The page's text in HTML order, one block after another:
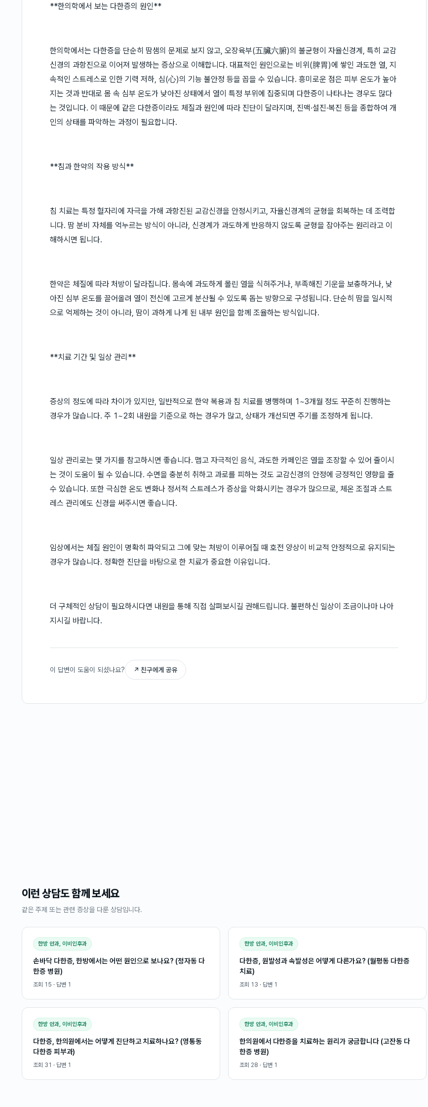
**한의학에서 보는 다한증의 원인**
한의학에서는 다한증을 단순히 땀샘의 문제로 보지 않고, 오장육부(五臟六腑)의 불균형이 자율신경계, 특히 교감
신경의 과항진으로 이어져 발생하는 증상으로 이해합니다. 대표적인 원인으로는 비위(脾胃)에 쌓인 과도한 열, 지
속적인 스트레스로 인한 기력 저하, 심(心)의 기능 불안정 등을 꼽을 수 있습니다. 흥미로운 점은 피부 온도가 높아
지는 것과 반대로 몸 속 심부 온도가 낮아진 상태에서 열이 특정 부위에 집중되며 다한증이 나타나는 경우도 많다
는 것입니다. 이 때문에 같은 다한증이라도 체질과 원인에 따라 진단이 달라지며, 진맥·설진·복진 등을 종합하여 개
인의 상태를 파악하는 과정이 필요합니다.
**침과 한약의 작용 방식**
침 치료는 특정 혈자리에 자극을 가해 과항진된 교감신경을 안정시키고, 자율신경계의 균형을 회복하는 데 조력합
니다. 땀 분비 자체를 억누르는 방식이 아니라, 신경계가 과도하게 반응하지 않도록 균형을 잡아주는 원리라고 이
해하시면 됩니다.
한약은 체질에 따라 처방이 달라집니다. 몸속에 과도하게 몰린 열을 식혀주거나, 부족해진 기운을 보충하거나, 낮
아진 심부 온도를 끌어올려 열이 전신에 고르게 분산될 수 있도록 돕는 방향으로 구성됩니다. 단순히 땀을 일시적
으로 억제하는 것이 아니라, 땀이 과하게 나게 된 내부 원인을 함께 조율하는 방식입니다.
**치료 기간 및 일상 관리**
증상의 정도에 따라 차이가 있지만, 일반적으로 한약 복용과 침 치료를 병행하며 1~3개월 정도 꾸준히 진행하는
경우가 많습니다. 주 1~2회 내원을 기준으로 하는 경우가 많고, 상태가 개선되면 주기를 조정하게 됩니다.
일상 관리로는 몇 가지를 참고하시면 좋습니다. 맵고 자극적인 음식, 과도한 카페인은 열을 조장할 수 있어 줄이시
는 것이 도움이 될 수 있습니다. 수면을 충분히 취하고 과로를 피하는 것도 교감신경의 안정에 긍정적인 영향을 줄
수 있습니다. 또한 극심한 온도 변화나 정서적 스트레스가 증상을 악화시키는 경우가 많으므로, 체온 조절과 스트
레스 관리에도 신경을 써주시면 좋습니다.
임상에서는 체질 원인이 명확히 파악되고 그에 맞는 처방이 이루어질 때 호전 양상이 비교적 안정적으로 유지되는
경우가 많습니다. 정확한 진단을 바탕으로 한 치료가 중요한 이유입니다.
더 구체적인 상담이 필요하시다면 내원을 통해 직접 살펴보시길 권해드립니다. 불편하신 일상이 조금이나마 나아
지시길 바랍니다.
이 답변이 도움이 되셨나요? ↗ 친구에게 공유
이런 상담도 함께 보세요
같은 주제 또는 관련 증상을 다룬 상담입니다.
한방 안과, 이비인후과
손바닥 다한증, 한방에서는 어떤 원인으로 보나요? (정자동 다
한증 병원)
조회 15 · 답변 1
한방 안과, 이비인후과
다한증, 원발성과 속발성은 어떻게 다른가요? (월평동 다한증
치료)
조회 13 · 답변 1
한방 안과, 이비인후과
다한증, 한의원에서는 어떻게 진단하고 치료하나요? (영통동
다한증 피부과)
조회 31 · 답변 1
한방 안과, 이비인후과
한의원에서 다한증을 치료하는 원리가 궁금합니다 (고잔동 다
한증 병원)
조회 28 · 답변 1